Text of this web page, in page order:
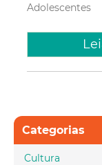
Adolescentes
Categorias
Cultura